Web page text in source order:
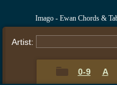
Imago - Ewan Chords &
Artist:
0-9 A